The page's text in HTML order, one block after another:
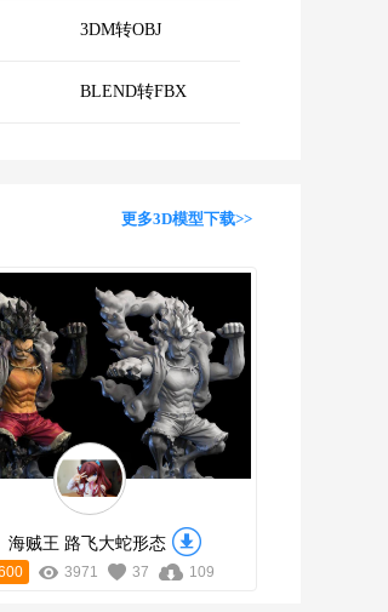
3DM转OBJ
BLEND转FBX
更多3D模型下载>>
海贼王 路飞大蛇形态
3971 37 109